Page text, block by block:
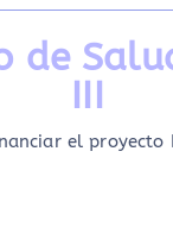
de
III
el proyecto